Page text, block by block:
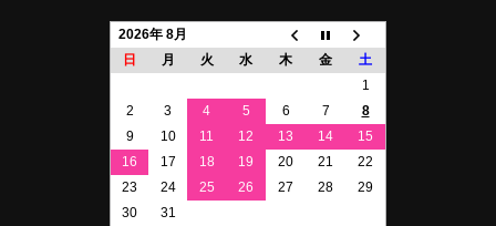
2026年 8月
日
月 火 水 木 金
土
1
2
3 4 5 6 7
8
9
10 11 12 13 14
15
16
17 18 19 20 21
22
23
24 25 26 27 28
29
30
31